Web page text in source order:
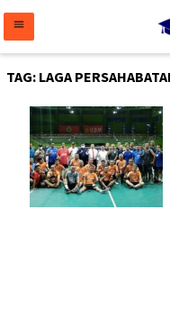
konten
TAG: LAGA